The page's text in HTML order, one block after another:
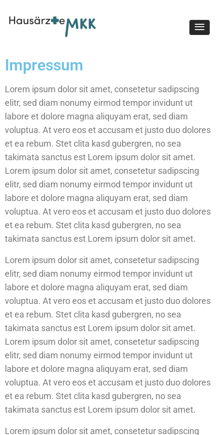
Impressum
Lorem ipsum dolor sit amet, consetetur sadipscing
elitr, sed diam nonumy eirmod tempor invidunt ut
labore et dolore magna aliquyam erat, sed diam
voluptua. At vero eos et accusam et justo duo dolores
et ea rebum. Stet clita kasd gubergren, no sea
takimata sanctus est Lorem ipsum dolor sit amet.
Lorem ipsum dolor sit amet, consetetur sadipscing
elitr, sed diam nonumy eirmod tempor invidunt ut
labore et dolore magna aliquyam erat, sed diam
voluptua. At vero eos et accusam et justo duo dolores
et ea rebum. Stet clita kasd gubergren, no sea
takimata sanctus est Lorem ipsum dolor sit amet.
Lorem ipsum dolor sit amet, consetetur sadipscing
elitr, sed diam nonumy eirmod tempor invidunt ut
labore et dolore magna aliquyam erat, sed diam
voluptua. At vero eos et accusam et justo duo dolores
et ea rebum. Stet clita kasd gubergren, no sea
takimata sanctus est Lorem ipsum dolor sit amet.
Lorem ipsum dolor sit amet, consetetur sadipscing
elitr, sed diam nonumy eirmod tempor invidunt ut
labore et dolore magna aliquyam erat, sed diam
voluptua. At vero eos et accusam et justo duo dolores
et ea rebum. Stet clita kasd gubergren, no sea
takimata sanctus est Lorem ipsum dolor sit amet.
Lorem ipsum dolor sit amet, consetetur sadipscing